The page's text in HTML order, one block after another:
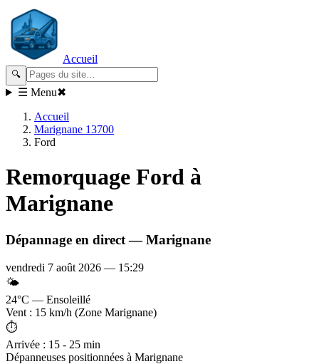
Accueil
🔍
☰ Menu✖
Accueil
Marignane 13700
Ford
Remorquage Ford à
Marignane
Dépannage en direct —Marignane
vendredi 7 août 2026 — 15:29
🌤️
24°C — Ensoleillé
Vent : 15 km/h (Zone Marignane)
⏱️
Arrivée : 15 - 25 min
Dépanneuses positionnées à Marignane